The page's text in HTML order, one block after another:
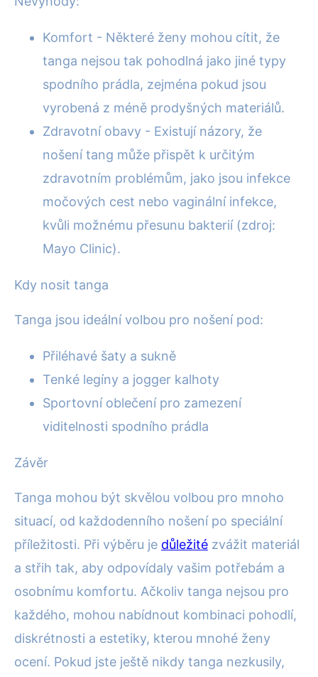
Komfort - Některé ženy mohou cítit, že
tanga nejsou tak pohodlná jako jiné typy
spodního prádla, zejména pokud jsou
vyrobená z méně prodyšných materiálů.
Zdravotní obavy - Existují názory, že
nošení tang může přispět k určitým
zdravotním problémům, jako jsou infekce
močových cest nebo vaginální infekce,
kvůli možnému přesunu bakterií (zdroj:
Mayo Clinic).
Kdy nosit tanga
Tanga jsou ideální volbou pro nošení pod:
Přiléhavé šaty a sukně
Tenké legíny a jogger kalhoty
Sportovní oblečení pro zamezení
viditelnosti spodního prádla
Závěr
Tanga mohou být skvělou volbou pro mnoho
situací, od každodenního nošení po speciální
příležitosti. Při výběru je důležité zvážit materiál
a střih tak, aby odpovídaly vašim potřebám a
osobnímu komfortu. Ačkoliv tanga nejsou pro
každého, mohou nabídnout kombinaci pohodlí,
diskrétnosti a estetiky, kterou mnohé ženy
ocení. Pokud jste ještě nikdy tanga nezkusily,